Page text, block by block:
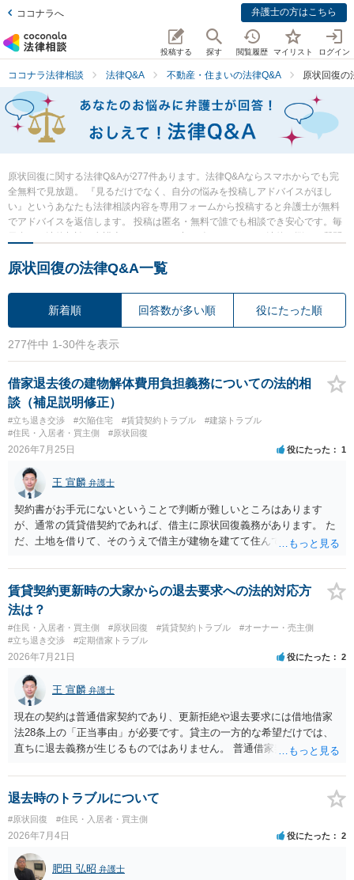
ココナラへ 弁護士の方はこちら
投稿する 探す 閲覧履歴 マイリスト ログイン
ココナラ法律相談 法律Q&A 不動産・住まいの法律Q&A 原状回復の
原状回復に関する法律Q&Aが277件あります。法律Q&Aならスマホからでも完
全無料で見放題。 『見るだけでなく、自分の悩みを投稿しアドバイスがほし
い』というあなたも法律相談内容を専用フォームから投稿すると弁護士が無料
でアドバイスを返信します。 投稿は匿名・無料で誰でも相談でき安心です。毎
日多くの法律相談に弁護士がアドバイス中。 今すぐあなたの法律の悩み・質問
原状回復の法律Q&A一覧
新着順 回答数が多い順 役にたった順
277件中 1-30件を表示
借家退去後の建物解体費用負担義務についての法的相
談（補足説明修正）
#立ち退き交渉 #欠陥住宅 #賃貸契約トラブル
#建築トラブル
#住民・入居者・買主側
#原状回復
2026年7月25日 役にたった 1
王 宣麟 弁護士
契約書がお手元にないということで判断が難しいところはあります
が、通常の賃貸借契約であれば、借主に原状回復義務があります。 た
だ、土地を借りて、そのうえで借主が建物を建てて住んでいたケース
であれば、建物を収去して土地を明渡す義務は原則生じないはずで
す。 その後、建物を平屋に立て替えた場合であっても、貸主の承諾を
得ているのであれば、単純に費用を捻出した側に平屋の所有権が帰属
する、という話になるわけでもないように思います。 そのため、現
状、解体費用を負担することが明確な案件ではないため、まずは相手
に請求の根拠（なぜ当方が平屋の解体費用を負担しなければならない
賃貸契約更新時の大家からの退去要求への法的対応方
法は？
#住民・入居者・買主側 #原状回復 #賃貸契約トラブル
#オーナー・売主側
#立ち退き交渉
#定期借家トラブル
2026年7月21日 役にたった 2
王 宣麟 弁護士
現在の契約は普通借家契約であり、更新拒絶や退去要求には借地借家
法28条上の「正当事由」が必要です。貸主の一方的な希望だけでは、
直ちに退去義務が生じるものではありません。 普通借家契約から定期
新たな定期借家契約を締結する形になりますが、これは任意の合意が
前提であり、借主が同意しなければ成立しません。 12年間の居住実
績、子どもの学校や地域とのつながり、転居費用の準備が困難な事情
などは、借主側の強い居住継続の必要性として正当事由判断において
重視される要素ですので、貸主側にかなり具体的な事情と立退料など
がない限り、更新拒絶が認められるハードルは一般的に高いと考えら
れます。 建物が未登記であること自体は、賃貸借契約の有効性を直ち
退去時のトラブルについて
#原状回復 #住民・入居者・買主側
2026年7月4日 役にたった 2
肥田 弘昭 弁護士